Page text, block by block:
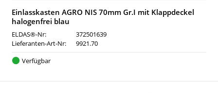
Einlasskasten AGRO NIS 70mm Gr.I mit Klappdeckel
halogenfrei blau
ELDAS®-Nr:
372501639
Lieferanten-Art-Nr:
9921.70
Verfügbar